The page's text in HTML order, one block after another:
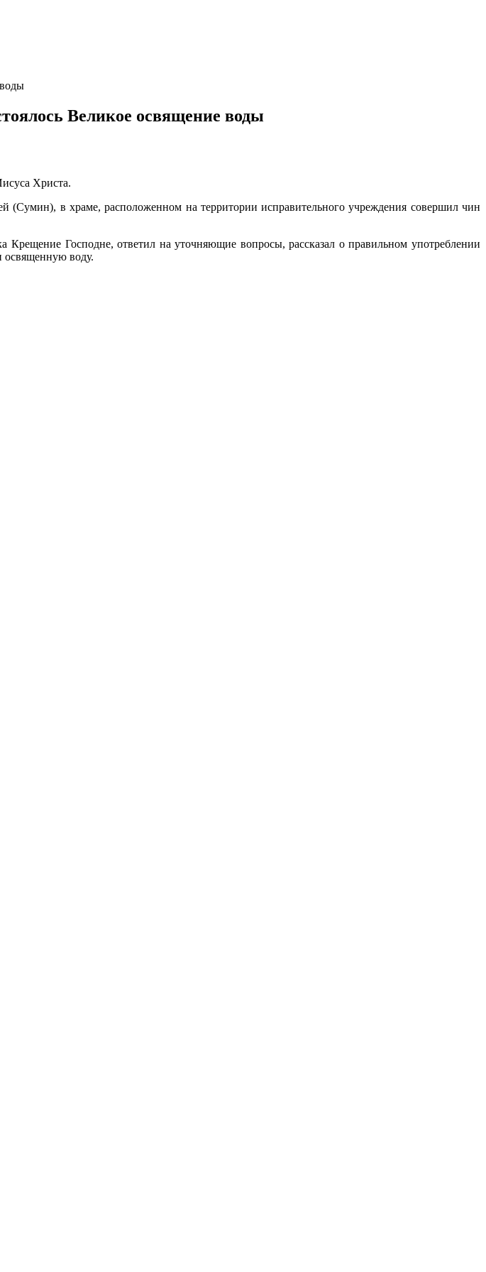
Великое освящение воды
Христа.
(Сумин), в храме, расположенном на территории исправительного учреждения совершил чин
Господне, ответил на уточняющие вопросы, рассказал о правильном употреблении
освященную воду.